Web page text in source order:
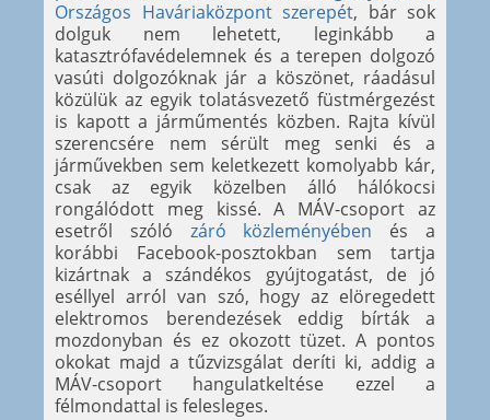
Országos Haváriaközpont szerepét, bár sok
dolguk nem lehetett, leginkább a
katasztrófavédelemnek és a terepen dolgozó
vasúti dolgozóknak jár a köszönet, ráadásul
közülük az egyik tolatásvezető füstmérgezést
is kapott a járműmentés közben. Rajta kívül
szerencsére nem sérült meg senki és a
járművekben sem keletkezett komolyabb kár,
csak az egyik közelben álló hálókocsi
rongálódott meg kissé. A MÁV-csoport az
esetről szóló záró közleményében és a
korábbi Facebook-posztokban sem tartja
kizártnak a szándékos gyújtogatást, de jó
eséllyel arról van szó, hogy az elöregedett
elektromos berendezések eddig bírták a
mozdonyban és ez okozott tüzet. A pontos
okokat majd a tűzvizsgálat deríti ki, addig a
MÁV-csoport hangulatkeltése ezzel a
félmondattal is felesleges.